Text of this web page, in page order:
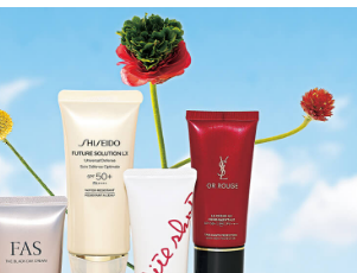
リゾート